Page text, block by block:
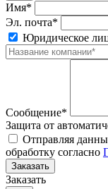
Имя*
Эл. почта*
Юридическое
Сообщение*
Защита от
Отправляя
обработку согласно
Заказать